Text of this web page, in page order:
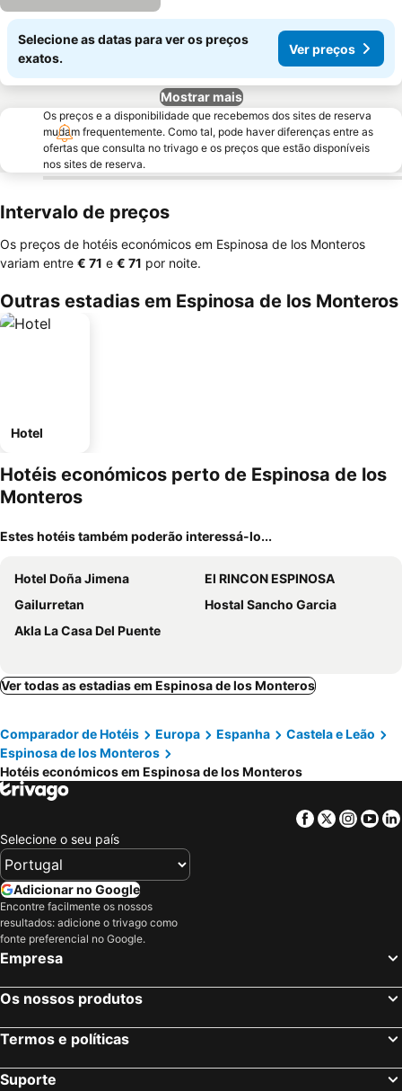
Selecione as datas para ver os preços
exatos.
Ver preços
Mostrar mais
Os preços e a disponibilidade que recebemos dos sites de reserva
mudam frequentemente. Como tal, pode haver diferenças entre as
ofertas que consulta no trivago e os preços que estão disponíveis
nos sites de reserva.
Intervalo de preços
Os preços de hotéis económicos em Espinosa de los Monteros
variam entre ‎€ 71 e ‎€ 71 por noite.
Outras estadias em Espinosa de los Monteros
Hotel
Hotéis económicos perto de Espinosa de los
Monteros
Estes hotéis também poderão interessá-lo...
Hotel Doña Jimena
El RINCON ESPINOSA
Gailurretan
Hostal Sancho Garcia
Akla La Casa Del Puente
Ver todas as estadias em Espinosa de los Monteros
Comparador de Hotéis Europa Espanha
Castela e Leão
Espinosa de los Monteros
Hotéis económicos em Espinosa de los Monteros
Facebook
Twitter
Selecione o seu país
Adicionar no Google
Encontre facilmente os nossos
resultados: adicione o trivago como
fonte preferencial no Google.
Empresa
Os nossos produtos
Termos e políticas
Suporte